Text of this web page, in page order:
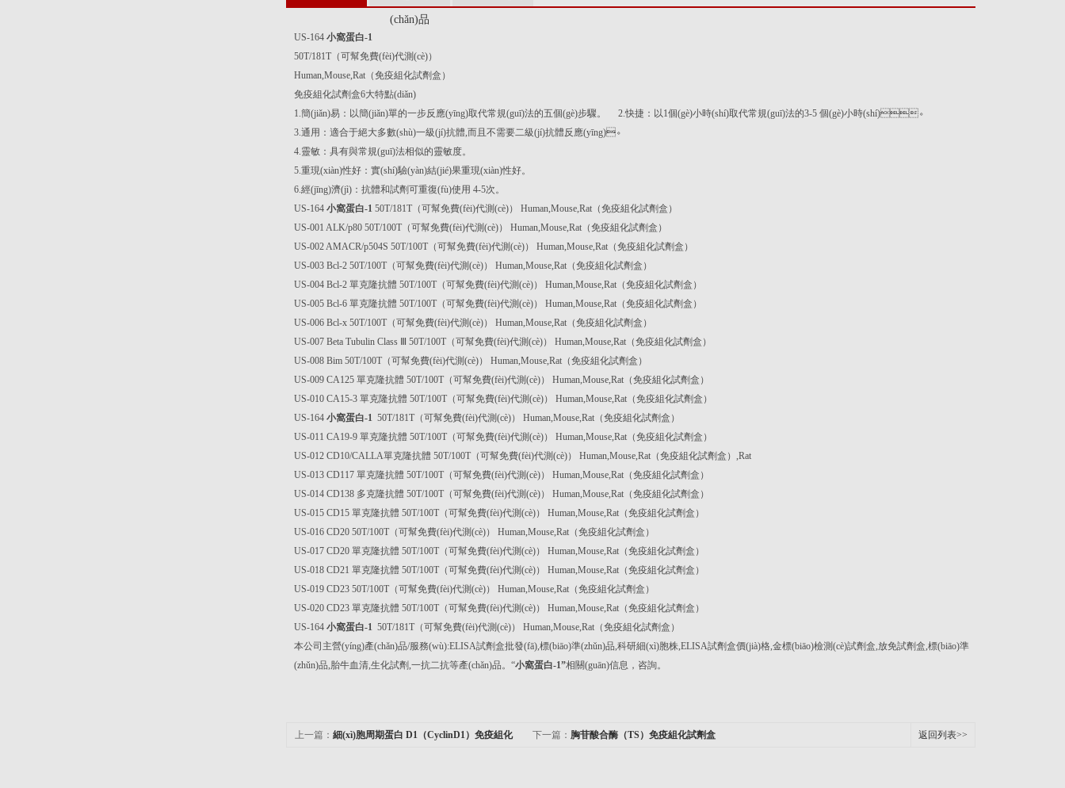
(chǎn)品
US-164 小窩蛋白-1
50T/181T（可幫免費(fèi)代測(cè)）
Human,Mouse,Rat（免疫組化試劑盒）
免疫組化試劑盒6大特點(diǎn)
1.簡(jiǎn)易：以簡(jiǎn)單的一步反應(yīng)取代常規(guī)法的五個(gè)步驟。 2.快捷：以1個(gè)小時(shí)取代常規(guī)法的3-5 個(gè)小時(shí)。
3.通用：適合于絕大多數(shù)一級(jí)抗體,而且不需要二級(jí)抗體反應(yīng)。
4.靈敏：具有與常規(guī)法相似的靈敏度。
5.重現(xiàn)性好：實(shí)驗(yàn)結(jié)果重現(xiàn)性好。
6.經(jīng)濟(jì)：抗體和試劑可重復(fù)使用 4-5次。
US-164 小窩蛋白-1 50T/181T（可幫免費(fèi)代測(cè)） Human,Mouse,Rat（免疫組化試劑盒）
US-001 ALK/p80 50T/100T（可幫免費(fèi)代測(cè)） Human,Mouse,Rat（免疫組化試劑盒）
US-002 AMACR/p504S 50T/100T（可幫免費(fèi)代測(cè)） Human,Mouse,Rat（免疫組化試劑盒）
US-003 Bcl-2 50T/100T（可幫免費(fèi)代測(cè)） Human,Mouse,Rat（免疫組化試劑盒）
US-004 Bcl-2 單克隆抗體 50T/100T（可幫免費(fèi)代測(cè)） Human,Mouse,Rat（免疫組化試劑盒）
US-005 Bcl-6 單克隆抗體 50T/100T（可幫免費(fèi)代測(cè)） Human,Mouse,Rat（免疫組化試劑盒）
US-006 Bcl-x 50T/100T（可幫免費(fèi)代測(cè)） Human,Mouse,Rat（免疫組化試劑盒）
US-007 Beta Tubulin Class Ⅲ 50T/100T（可幫免費(fèi)代測(cè)） Human,Mouse,Rat（免疫組化試劑盒）
US-008 Bim 50T/100T（可幫免費(fèi)代測(cè)） Human,Mouse,Rat（免疫組化試劑盒）
US-009 CA125 單克隆抗體 50T/100T（可幫免費(fèi)代測(cè)） Human,Mouse,Rat（免疫組化試劑盒）
US-010 CA15-3 單克隆抗體 50T/100T（可幫免費(fèi)代測(cè)） Human,Mouse,Rat（免疫組化試劑盒）
US-164 小窩蛋白-1 50T/181T（可幫免費(fèi)代測(cè)） Human,Mouse,Rat（免疫組化試劑盒）
US-011 CA19-9 單克隆抗體 50T/100T（可幫免費(fèi)代測(cè)） Human,Mouse,Rat（免疫組化試劑盒）
US-012 CD10/CALLA單克隆抗體 50T/100T（可幫免費(fèi)代測(cè)） Human,Mouse,Rat（免疫組化試劑盒）,Rat
US-013 CD117 單克隆抗體 50T/100T（可幫免費(fèi)代測(cè)） Human,Mouse,Rat（免疫組化試劑盒）
US-014 CD138 多克隆抗體 50T/100T（可幫免費(fèi)代測(cè)） Human,Mouse,Rat（免疫組化試劑盒）
US-015 CD15 單克隆抗體 50T/100T（可幫免費(fèi)代測(cè)） Human,Mouse,Rat（免疫組化試劑盒）
US-016 CD20 50T/100T（可幫免費(fèi)代測(cè)） Human,Mouse,Rat（免疫組化試劑盒）
US-017 CD20 單克隆抗體 50T/100T（可幫免費(fèi)代測(cè)） Human,Mouse,Rat（免疫組化試劑盒）
US-018 CD21 單克隆抗體 50T/100T（可幫免費(fèi)代測(cè)） Human,Mouse,Rat（免疫組化試劑盒）
US-019 CD23 50T/100T（可幫免費(fèi)代測(cè)） Human,Mouse,Rat（免疫組化試劑盒）
US-020 CD23 單克隆抗體 50T/100T（可幫免費(fèi)代測(cè)） Human,Mouse,Rat（免疫組化試劑盒）
US-164 小窩蛋白-1 50T/181T（可幫免費(fèi)代測(cè)） Human,Mouse,Rat（免疫組化試劑盒）
本公司主營(yíng)產(chǎn)品/服務(wù):ELISA試劑盒批發(fā),標(biāo)準(zhǔn)品,科研細(xì)胞株,ELISA試劑盒價(jià)格,金標(biāo)檢測(cè)試劑盒,放免試劑盒,標(biāo)準
(zhǔn)品,胎牛血清,生化試劑,一抗二抗等產(chǎn)品。“小窩蛋白-1”相關(guān)信息，咨詢。
上一篇： 細(xì)胞周期蛋白 D1（CyclinD1）免疫組化 下一篇： 胸苷酸合酶（TS）免疫組化試劑盒 返回列表>>